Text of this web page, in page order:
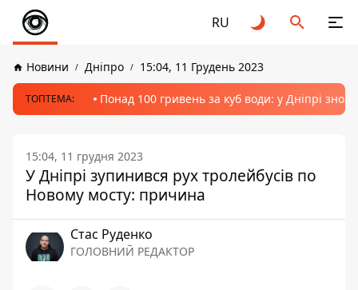
RU
Новини Дніпро 15:04, 11 Грудень 2023
ТОПТЕМА: Понад 100 гривень за куб води: у Дніпрі
15:04, 11 грудня 2023
У Дніпрі зупинився рух тролейбусів по
Новому мосту: причина
Стас Руденко
ГОЛОВНИЙ РЕДАКТОР